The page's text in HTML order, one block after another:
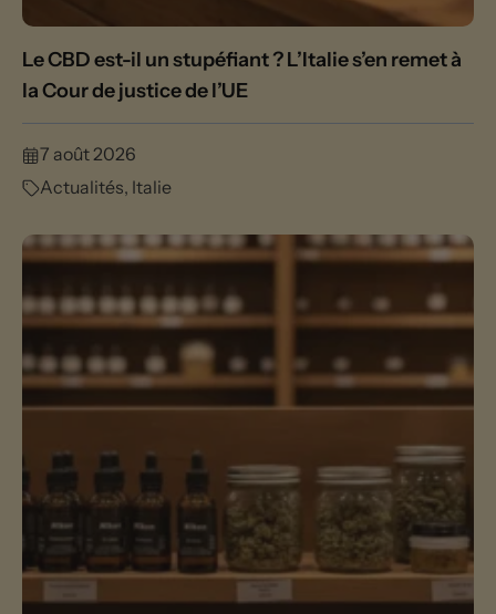
Le CBD est-il un stupéfiant ? L’Italie s’en remet à
la Cour de justice de l’UE
7 août 2026
Actualités, Italie